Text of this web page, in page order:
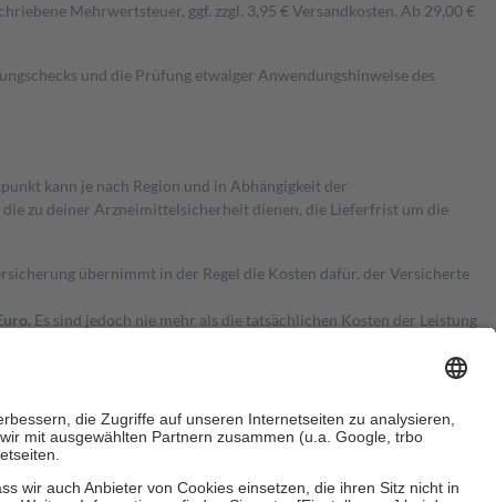
Mehrwertsteuer, ggf. zzgl. 3,95 € Versandkosten. Ab 29,00 €
und die Prüfung etwaiger Anwendungshinweise des
kann je nach Region und in Abhängigkeit der
zu deiner Arzneimittelsicherheit dienen, die Lieferfrist um die
übernimmt in der Regel die Kosten dafür, der Versicherte
Es sind jedoch nie mehr als die tatsächlichen Kosten der Leistung
Zuzahlungen an bei: